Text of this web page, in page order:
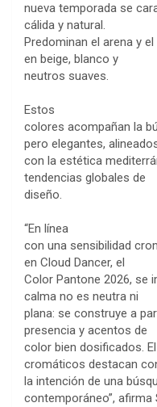
nueva temporada se
cálida y natural.
Predominan el arena y
en beige, blanco y
neutros suaves.
Estos
colores acompañan la
pero elegantes,
con la estética
tendencias globales de
diseño.
“En línea
con una sensibilidad
en Cloud Dancer, el
Color Pantone 2026, se
calma no es neutra ni
plana: se construye a
presencia y acentos de
color bien dosificados.
cromáticos destacan
la intención de una
contemporáneo”, afirma